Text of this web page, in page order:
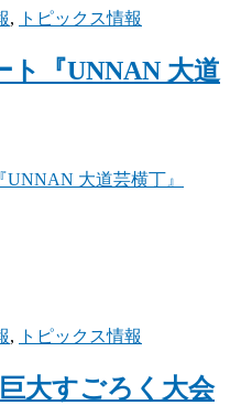
, トピックス情報
ト『UNNAN 大道
大道芸横丁』
, トピックス情報
大すごろく大会